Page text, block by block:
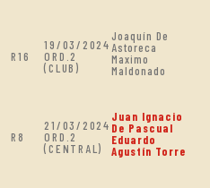
R16
19/03/2024
ORD.2
(CLUB)
Joaquín De
Astoreca
Maximo
Maldonado
R8
21/03/2024
ORD.2
(CENTRAL)
Juan Ignacio
De Pascual
Eduardo
Agustín Torre